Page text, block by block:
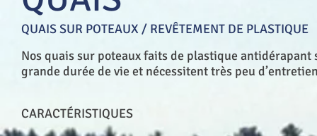
QUAIS SUR POTEAUX / REVÊTEMENT DE PLASTIQUE
Nos quais sur poteaux faits de plastique
grande durée de vie et nécessitent très peu
CARACTÉRISTIQUES